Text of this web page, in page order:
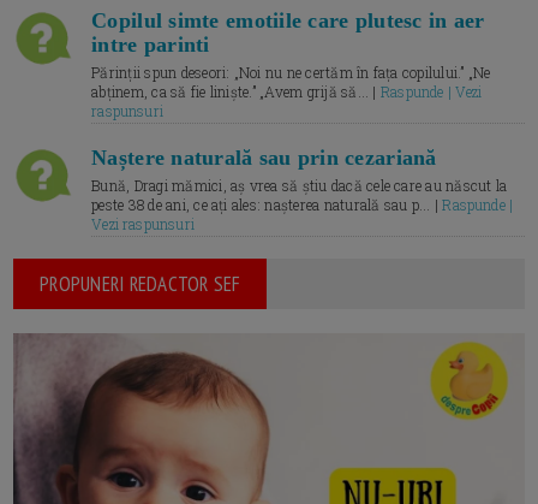
Copilul simte emotiile care plutesc in aer
intre parinti
Părinții spun deseori: „Noi nu ne certăm în fața copilului.” „Ne
abținem, ca să fie liniște.” „Avem grijă să... | Raspunde | Vezi
raspunsuri
Naștere naturală sau prin cezariană
Bună, Dragi mămici, aș vrea să știu dacă cele care au născut la
peste 38 de ani, ce ați ales: nașterea naturală sau p... |Raspunde |
Vezi raspunsuri
PROPUNERI REDACTOR SEF